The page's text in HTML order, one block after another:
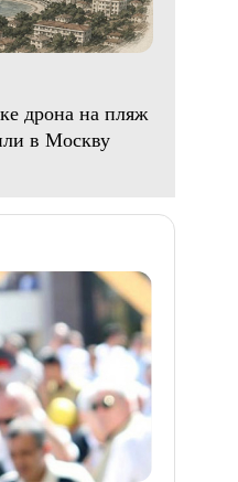
дрона на пляж
в Москву